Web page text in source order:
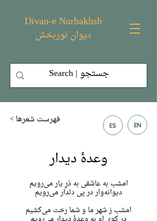
Divan-e Nurbakhsh
دیوان نوربخش
< فهرست شعر‌ها ES EN
وعدهٔ دیدار
امشب به عاشقی به دَرِ یار می‌رویم
دیوانه‌وار در پی دلدار می‌رویم
امشب ز شهر ما و شما رخت می‌کشیم